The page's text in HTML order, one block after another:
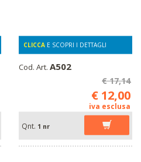
CLICCA E SCOPRI I DETTAGLI
Cod. Art. A502
€ 17,14
€ 12,00
iva esclusa
Qnt. 1 nr